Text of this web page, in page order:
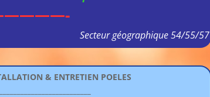
Secteur géographique 54/55/57
& ENTRETIEN POELES